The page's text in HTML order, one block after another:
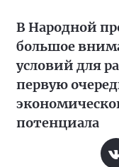
В Народной
большое
условий для
первую
потенциала